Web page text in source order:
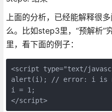
上面的分析，已经能解释很
么。比如step3里，“预解析”
里，看下面的例子：
<script type="text/
alert(i); // error: i
i = 1;
</script>